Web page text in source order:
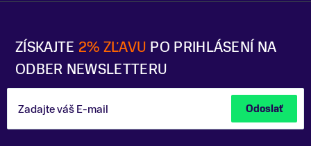
ZÍSKAJTE 2% ZĽAVU PO PRIHLÁSENÍ NA
ODBER NEWSLETTERU
Zadajte váš E-mail Odoslať